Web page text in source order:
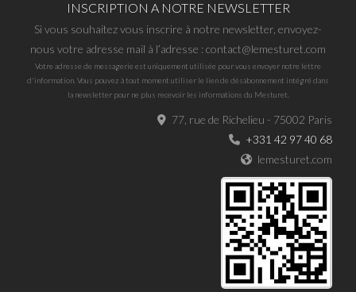
INSCRIPTION A NOTRE NEWSLETTER
Si vous souhaitez vous inscrire à notre newsletter, envoyez-
nous votre adresse mail à l’adresse : contact@lemesturet.com
Votre adresse de messagerie est uniquement utilisée pour vous envoyer notre lettre
d'information. Vous pouvez à tout moment utiliser le lien de désabonnement intégré dans
la newsletter pour ne plus recevoir les informations du Mesturet.
77, rue de Richelieu - 75002 Paris
+331 42 97 40 68
lemesturet.com